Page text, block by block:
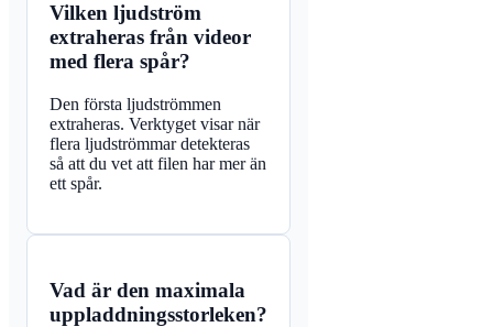
Vilken ljudström
extraheras från videor
med flera spår?
Den första ljudströmmen
extraheras. Verktyget visar när
flera ljudströmmar detekteras
så att du vet att filen har mer än
ett spår.
Vad är den maximala
uppladdningsstorleken?